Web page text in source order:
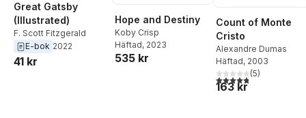
Great Gatsby
(Illustrated)
F. Scott Fitzgerald
E-bok 2022
41 kr
Hope and Destiny
Koby Crisp
Häftad, 2023
535 kr
Count of Monte
Cristo
Alexandre Dumas
Häftad, 2003
4,8utav 5 stjärnor.
(5)
163 kr